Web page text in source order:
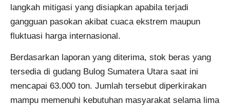
langkah mitigasi yang disiapkan apabila terjadi
gangguan pasokan akibat cuaca ekstrem maupun
fluktuasi harga internasional.
Berdasarkan laporan yang diterima, stok beras yang
tersedia di gudang Bulog Sumatera Utara saat ini
mencapai 63.000 ton. Jumlah tersebut diperkirakan
mampu memenuhi kebutuhan masyarakat selama lima